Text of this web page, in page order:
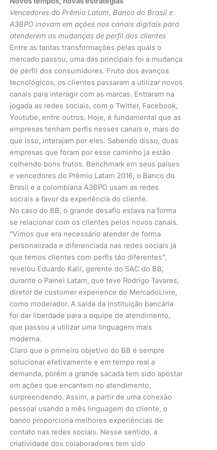
Vencedores do Prêmio Latam, Banco do Brasil e
A3BPO inovam em ações nos canais digitais para
atenderem as mudanças de perfil dos clientes
Entre as tantas transformações pelas quais o
mercado passou, uma das principais foi a mudança
de perfil dos consumidores. Fruto dos avanços
tecnológicos, os clientes passaram a utilizar novos
canais para interagir com as marcas. Entraram na
jogada as redes sociais, com o Twitter, Facebook,
Youtube, entre outros. Hoje, é fundamental que as
empresas tenham perfis nesses canais e, mais do
que isso, interajam por eles. Sabendo disso, duas
empresas que foram por esse caminho já estão
colhendo bons frutos. Benchmark em seus países
e vencedores do Prêmio Latam 2016, o Banco do
Brasil e a colombiana A3BPO usam as redes
sociais a favor da experiência do cliente.
No caso do BB, o grande desafio estava na forma
se relacionar com os clientes pelos novos canais.
“Vimos que era necessário atender de forma
personalizada e diferenciada nas redes sociais já
que temos clientes com perfis tão diferentes”,
revelou Eduardo Kalil, gerente do SAC do BB,
durante o Painel Latam, que teve Rodrigo Tavares,
diretor de customer experience do MercadoLivre,
como moderador. A saída da instituição bancária
foi dar liberdade para a equipe de atendimento,
que passou a utilizar uma linguagem mais
moderna.
Claro que o primeiro objetivo do BB é sempre
solucionar efetivamente e em tempo real a
demanda, porém a grande sacada tem sido apostar
em ações que encantem no atendimento,
surpreendendo. Assim, a partir de uma conexão
pessoal usando a mês linguagem do cliente, o
banco proporciona melhores experiências de
contato nas redes sociais. Nesse sentido, a
criatividade dos colaboradores tem sido